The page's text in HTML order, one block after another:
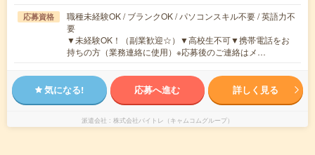
応募資格
職種未経験OK / ブランクOK / パソコンスキル不要 / 英語力不
要
▼未経験OK！（副業歓迎☆）▼高校生不可▼携帯電話をお
持ちの方（業務連絡に使用）※応募後のご連絡はメ…
気になる! 応募へ進む 詳しく見る
派遣会社 株式会社バイトレ（キャムコムグループ）